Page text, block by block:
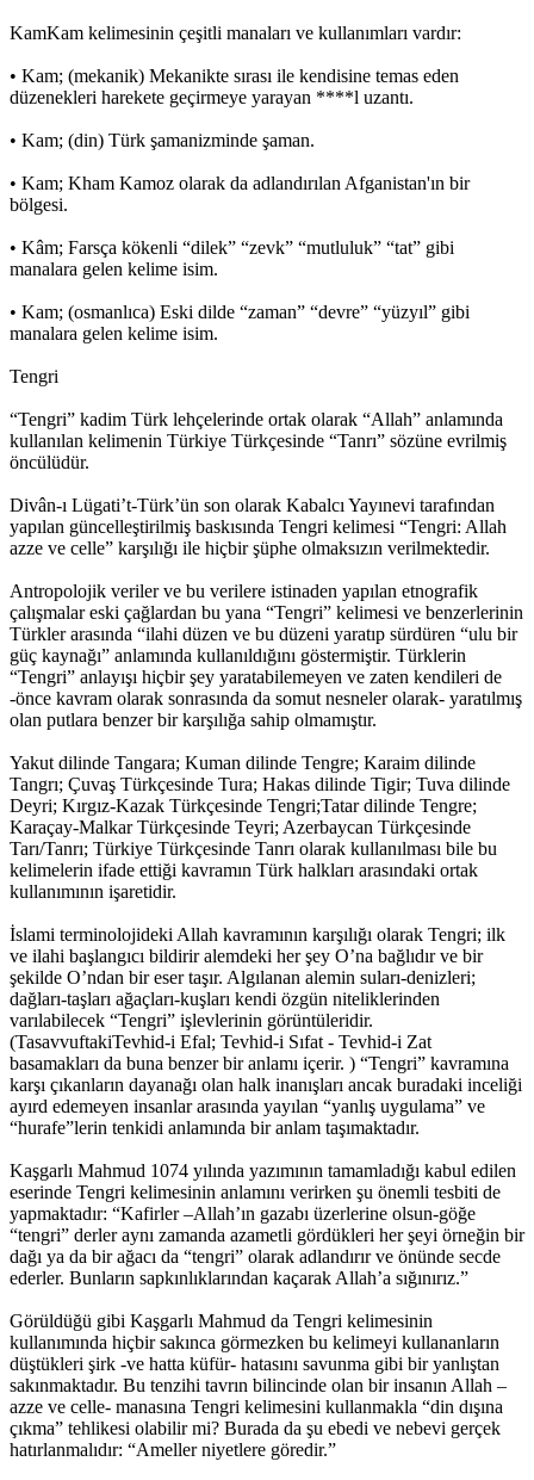
KamKam kelimesinin çeşitli manaları ve kullanımları vardır:
• Kam; (mekanik) Mekanikte sırası ile kendisine temas eden
düzenekleri harekete geçirmeye yarayan ****l uzantı.
• Kam; (din) Türk şamanizminde şaman.
• Kam; Kham Kamoz olarak da adlandırılan Afganistan'ın bir
bölgesi.
• Kâm; Farsça kökenli “dilek” “zevk” “mutluluk” “tat” gibi
manalara gelen kelime isim.
• Kam; (osmanlıca) Eski dilde “zaman” “devre” “yüzyıl” gibi
manalara gelen kelime isim.
Tengri
“Tengri” kadim Türk lehçelerinde ortak olarak “Allah” anlamında
kullanılan kelimenin Türkiye Türkçesinde “Tanrı” sözüne evrilmiş
öncülüdür.
Divân-ı Lügati’t-Türk’ün son olarak Kabalcı Yayınevi tarafından
yapılan güncelleştirilmiş baskısında Tengri kelimesi “Tengri: Allah
azze ve celle” karşılığı ile hiçbir şüphe olmaksızın verilmektedir.
Antropolojik veriler ve bu verilere istinaden yapılan etnografik
çalışmalar eski çağlardan bu yana “Tengri” kelimesi ve benzerlerinin
Türkler arasında “ilahi düzen ve bu düzeni yaratıp sürdüren “ulu bir
güç kaynağı” anlamında kullanıldığını göstermiştir. Türklerin
“Tengri” anlayışı hiçbir şey yaratabilemeyen ve zaten kendileri de
-önce kavram olarak sonrasında da somut nesneler olarak- yaratılmış
olan putlara benzer bir karşılığa sahip olmamıştır.
Yakut dilinde Tangara; Kuman dilinde Tengre; Karaim dilinde
Tangrı; Çuvaş Türkçesinde Tura; Hakas dilinde Tigir; Tuva dilinde
Deyri; Kırgız-Kazak Türkçesinde Tengri;Tatar dilinde Tengre;
Karaçay-Malkar Türkçesinde Teyri; Azerbaycan Türkçesinde
Tarı/Tanrı; Türkiye Türkçesinde Tanrı olarak kullanılması bile bu
kelimelerin ifade ettiği kavramın Türk halkları arasındaki ortak
kullanımının işaretidir.
İslami terminolojideki Allah kavramının karşılığı olarak Tengri; ilk
ve ilahi başlangıcı bildirir alemdeki her şey O’na bağlıdır ve bir
şekilde O’ndan bir eser taşır. Algılanan alemin suları-denizleri;
dağları-taşları ağaçları-kuşları kendi özgün niteliklerinden
varılabilecek “Tengri” işlevlerinin görüntüleridir.
(TasavvuftakiTevhid-i Efal; Tevhid-i Sıfat - Tevhid-i Zat
basamakları da buna benzer bir anlamı içerir. ) “Tengri” kavramına
karşı çıkanların dayanağı olan halk inanışları ancak buradaki inceliği
ayırd edemeyen insanlar arasında yayılan “yanlış uygulama” ve
“hurafe”lerin tenkidi anlamında bir anlam taşımaktadır.
Kaşgarlı Mahmud 1074 yılında yazımının tamamladığı kabul edilen
eserinde Tengri kelimesinin anlamını verirken şu önemli tesbiti de
yapmaktadır: “Kafirler –Allah’ın gazabı üzerlerine olsun-göğe
“tengri” derler aynı zamanda azametli gördükleri her şeyi örneğin bir
dağı ya da bir ağacı da “tengri” olarak adlandırır ve önünde secde
ederler. Bunların sapkınlıklarından kaçarak Allah’a sığınırız.”
Görüldüğü gibi Kaşgarlı Mahmud da Tengri kelimesinin
kullanımında hiçbir sakınca görmezken bu kelimeyi kullananların
düştükleri şirk -ve hatta küfür- hatasını savunma gibi bir yanlıştan
sakınmaktadır. Bu tenzihi tavrın bilincinde olan bir insanın Allah –
azze ve celle- manasına Tengri kelimesini kullanmakla “din dışına
çıkma” tehlikesi olabilir mi? Burada da şu ebedi ve nebevi gerçek
hatırlanmalıdır: “Ameller niyetlere göredir.”